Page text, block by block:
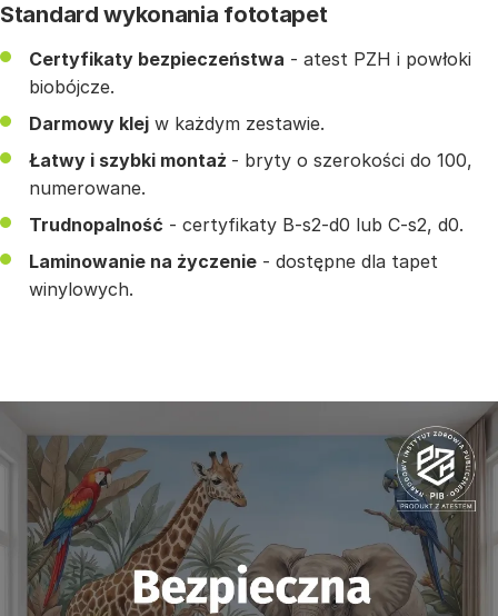
Standard wykonania fototapet
Certyfikaty bezpieczeństwa - atest PZH i powłoki
biobójcze.
Darmowy klej w każdym zestawie.
Łatwy i szybki montaż - bryty o szerokości do 100,
numerowane.
Trudnopalność - certyfikaty B-s2-d0 lub C-s2, d0.
Laminowanie na życzenie - dostępne dla tapet
winylowych.